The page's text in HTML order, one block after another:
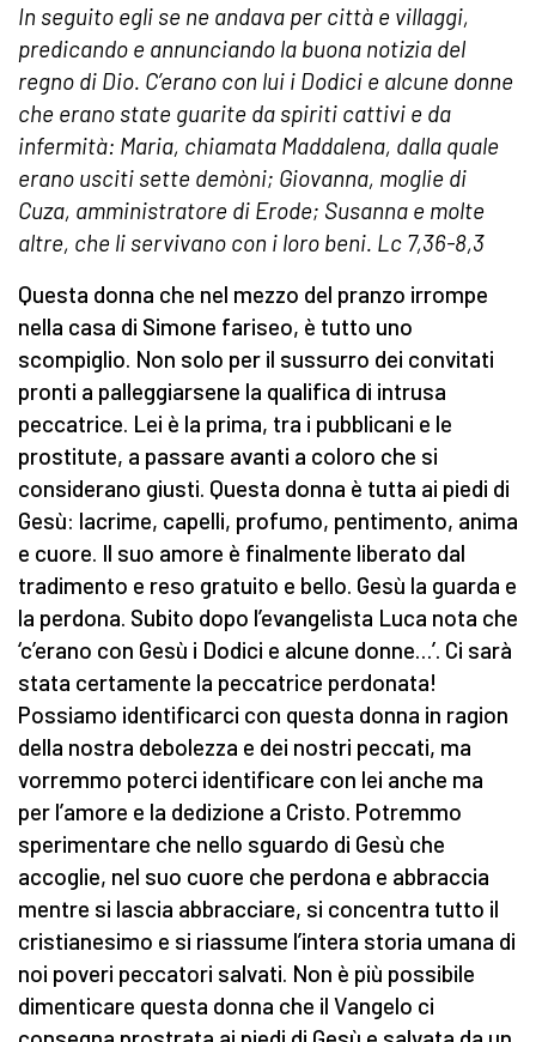
In seguito egli se ne andava per città e villaggi,
predicando e annunciando la buona notizia del
regno di Dio. C’erano con lui i Dodici e alcune donne
che erano state guarite da spiriti cattivi e da
infermità: Maria, chiamata Maddalena, dalla quale
erano usciti sette demòni; Giovanna, moglie di
Cuza, amministratore di Erode; Susanna e molte
altre, che li servivano con i loro beni. Lc 7,36-8,3
Questa donna che nel mezzo del pranzo irrompe
nella casa di Simone fariseo, è tutto uno
scompiglio. Non solo per il sussurro dei convitati
pronti a palleggiarsene la qualifica di intrusa
peccatrice. Lei è la prima, tra i pubblicani e le
prostitute, a passare avanti a coloro che si
considerano giusti. Questa donna è tutta ai piedi di
Gesù: lacrime, capelli, profumo, pentimento, anima
e cuore. Il suo amore è finalmente liberato dal
tradimento e reso gratuito e bello. Gesù la guarda e
la perdona. Subito dopo l’evangelista Luca nota che
‘c’erano con Gesù i Dodici e alcune donne…’. Ci sarà
stata certamente la peccatrice perdonata!
Possiamo identificarci con questa donna in ragion
della nostra debolezza e dei nostri peccati, ma
vorremmo poterci identificare con lei anche ma
per l’amore e la dedizione a Cristo. Potremmo
sperimentare che nello sguardo di Gesù che
accoglie, nel suo cuore che perdona e abbraccia
mentre si lascia abbracciare, si concentra tutto il
cristianesimo e si riassume l’intera storia umana di
noi poveri peccatori salvati. Non è più possibile
dimenticare questa donna che il Vangelo ci